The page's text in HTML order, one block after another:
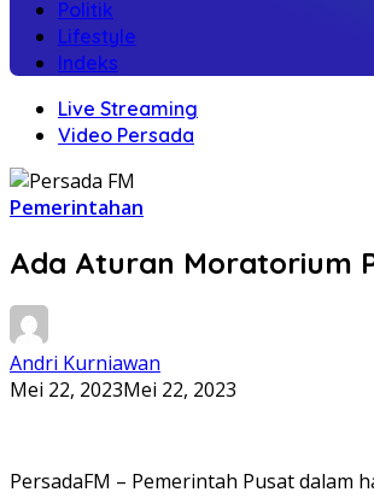
Politik
Lifestyle
Indeks
Live Streaming
Video Persada
Pemerintahan
Ada Aturan Moratorium
Andri Kurniawan
Mei 22, 2023Mei 22, 2023
PersadaFM – Pemerintah Pusat